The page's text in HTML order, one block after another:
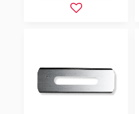
Lägg till i